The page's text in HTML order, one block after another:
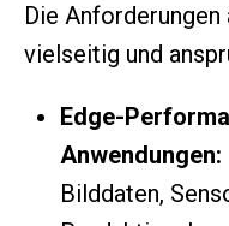
Die
vielseitig und
Edge-
Anwendungen:
Bilddaten,